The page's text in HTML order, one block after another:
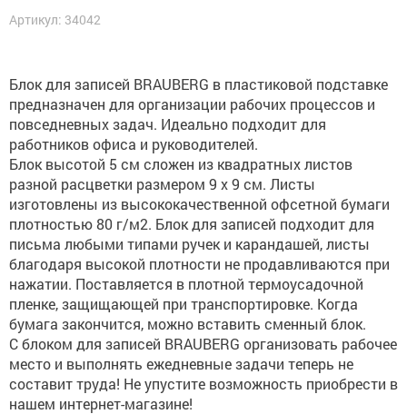
Артикул: 34042
Блок для записей BRAUBERG в пластиковой подставке
предназначен для организации рабочих процессов и
повседневных задач. Идеально подходит для
работников офиса и руководителей.
Блок высотой 5 см сложен из квадратных листов
разной расцветки размером 9 х 9 см. Листы
изготовлены из высококачественной офсетной бумаги
плотностью 80 г/м2. Блок для записей подходит для
письма любыми типами ручек и карандашей, листы
благодаря высокой плотности не продавливаются при
нажатии. Поставляется в плотной термоусадочной
пленке, защищающей при транспортировке. Когда
бумага закончится, можно вставить сменный блок.
С блоком для записей BRAUBERG организовать рабочее
место и выполнять ежедневные задачи теперь не
составит труда! Не упустите возможность приобрести в
нашем интернет-магазине!